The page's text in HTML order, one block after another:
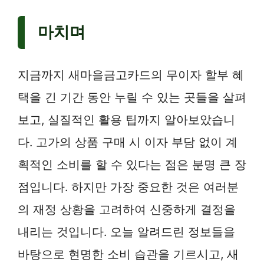
마치며
지금까지 새마을금고카드의 무이자 할부 혜
택을 긴 기간 동안 누릴 수 있는 곳들을 살펴
보고, 실질적인 활용 팁까지 알아보았습니
다. 고가의 상품 구매 시 이자 부담 없이 계
획적인 소비를 할 수 있다는 점은 분명 큰 장
점입니다. 하지만 가장 중요한 것은 여러분
의 재정 상황을 고려하여 신중하게 결정을
내리는 것입니다. 오늘 알려드린 정보들을
바탕으로 현명한 소비 습관을 기르시고, 새